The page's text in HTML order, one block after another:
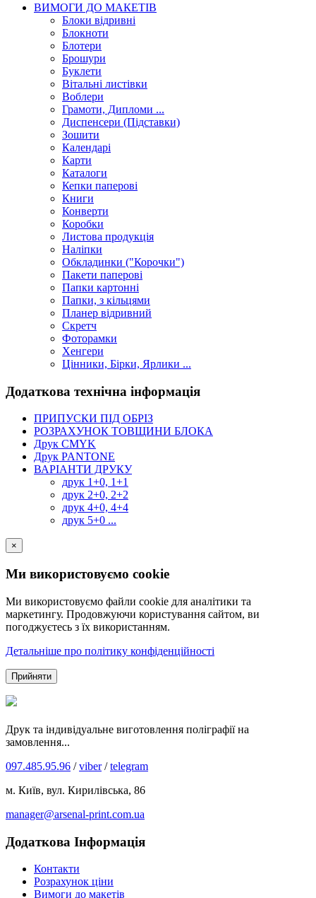
ВИМОГИ ДО МАКЕТІВ
Блоки відривні
Блокноти
Блотери
Брошури
Буклети
Вітальні листівки
Воблери
Грамоти, Дипломи ...
Диспенсери (Підставки)
Зошити
Календарі
Карти
Каталоги
Кепки паперові
Книги
Конверти
Коробки
Листова продукція
Наліпки
Обкладинки ("Корочки")
Пакети паперові
Папки картонні
Папки, з кільцями
Планер відривний
Скретч
Фоторамки
Хенгери
Цінники, Бірки, Ярлики ...
Додаткова технічна інформація
ПРИПУСКИ ПІД ОБРІЗ
РОЗРАХУНОК ТОВЩИНИ БЛОКА
Друк CMYK
Друк PANTONE
ВАРІАНТИ ДРУКУ
друк 1+0, 1+1
друк 2+0, 2+2
друк 4+0, 4+4
друк 5+0 ...
×
Ми використовуємо cookie
Ми використовуємо файли cookie для аналітики та
маркетингу. Продовжуючи користування сайтом, ви
погоджуєтесь з їх використанням.
Детальніше про політику конфіденційності
Прийняти
Друк та індивідуальне виготовлення поліграфії на
замовлення...
097.485.95.96 /viber/telegram
м. Київ, вул. Кирилівська, 86
manager@arsenal-print.com.ua
Додаткова Інформація
Контакти
Розрахунок ціни
Вимоги до макетів